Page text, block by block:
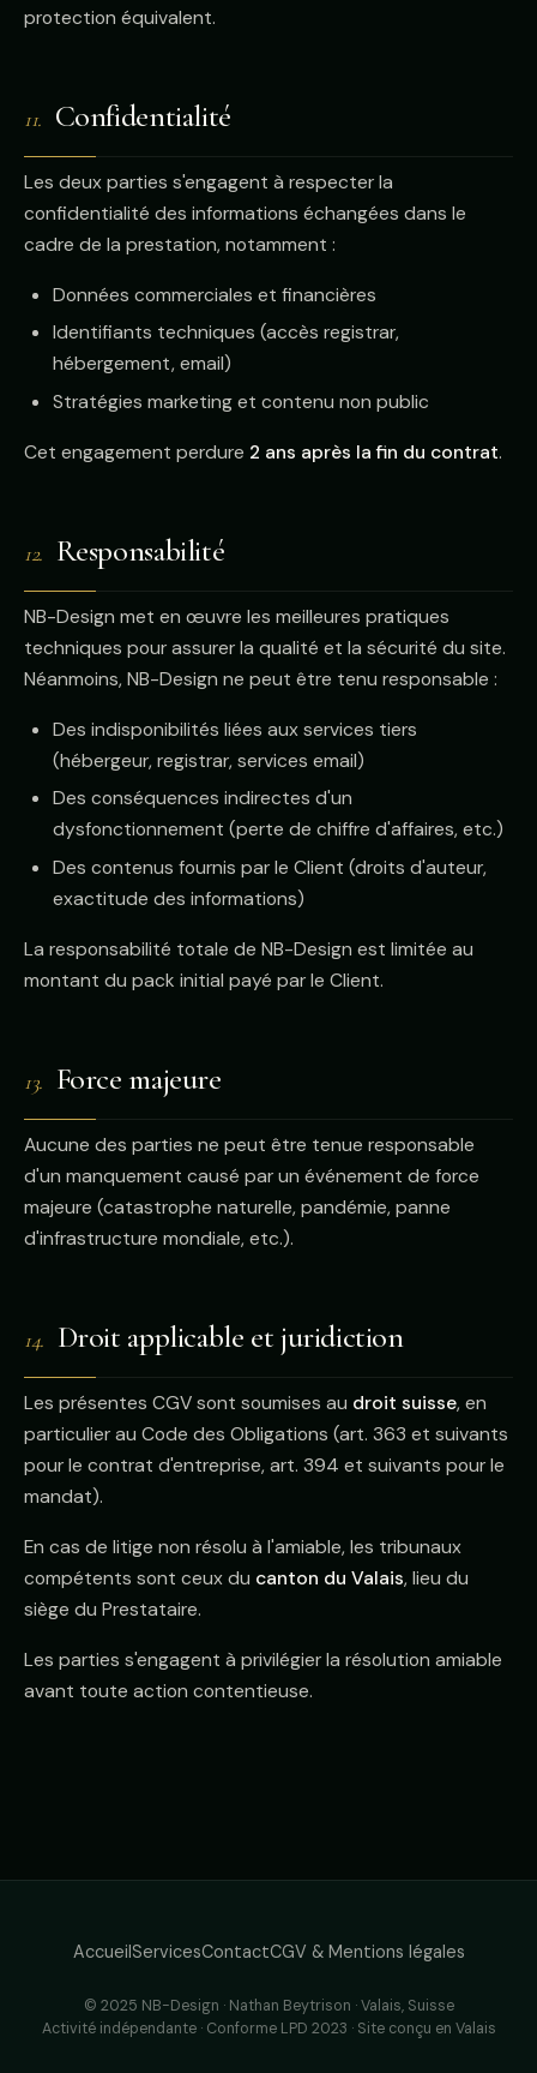
protection équivalent.
11. Confidentialité
Les deux parties s'engagent à respecter la
confidentialité des informations échangées dans le
cadre de la prestation, notamment :
Données commerciales et financières
Identifiants techniques (accès registrar,
hébergement, email)
Stratégies marketing et contenu non public
Cet engagement perdure 2 ans après la fin du contrat.
12. Responsabilité
NB-Design met en œuvre les meilleures pratiques
techniques pour assurer la qualité et la sécurité du site.
Néanmoins, NB-Design ne peut être tenu responsable :
Des indisponibilités liées aux services tiers
(hébergeur, registrar, services email)
Des conséquences indirectes d'un
dysfonctionnement (perte de chiffre d'affaires, etc.)
Des contenus fournis par le Client (droits d'auteur,
exactitude des informations)
La responsabilité totale de NB-Design est limitée au
montant du pack initial payé par le Client.
13. Force majeure
Aucune des parties ne peut être tenue responsable
d'un manquement causé par un événement de force
majeure (catastrophe naturelle, pandémie, panne
d'infrastructure mondiale, etc.).
14. Droit applicable et juridiction
Les présentes CGV sont soumises au droit suisse, en
particulier au Code des Obligations (art. 363 et suivants
pour le contrat d'entreprise, art. 394 et suivants pour le
mandat).
En cas de litige non résolu à l'amiable, les tribunaux
compétents sont ceux du canton du Valais, lieu du
siège du Prestataire.
Les parties s'engagent à privilégier la résolution amiable
avant toute action contentieuse.
AccueilServicesContactCGV & Mentions légales
© 2025 NB-Design · Nathan Beytrison · Valais, Suisse
Activité indépendante · Conforme LPD 2023 · Site conçu en Valais